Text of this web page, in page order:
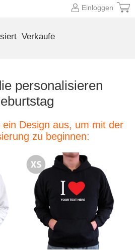
personalisieren
Design aus, um mit der
zu beginnen:
Einloggen
Verkaufe